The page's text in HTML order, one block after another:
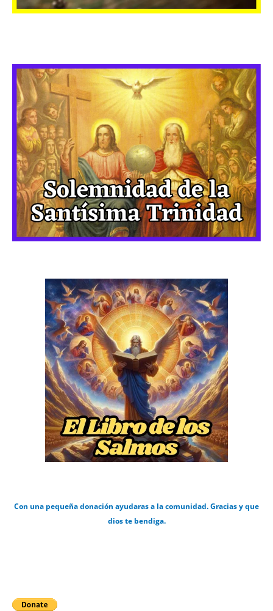
Con una pequeña donación ayudaras a la comunidad. Gracias y que
dios te bendiga.